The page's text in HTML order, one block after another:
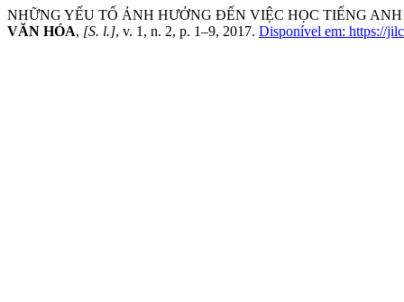
NHỮNG YẾU TỐ ẢNH HƯỞNG ĐẾN VIỆC HỌC TIẾNG
VĂN HÓA, [S. l.], v. 1, n. 2, p. 1–9, 2017. Disponível em: https://